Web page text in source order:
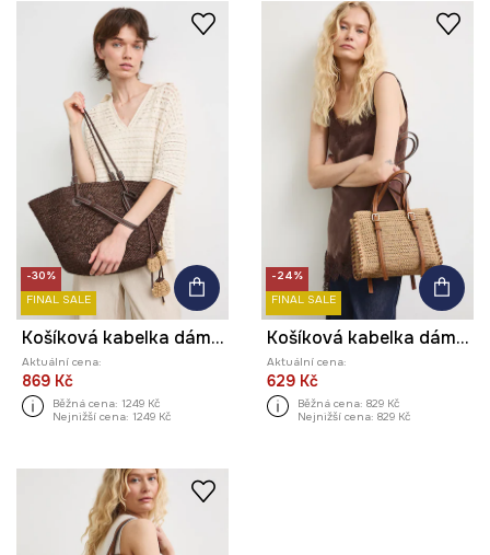
-30%
FINAL SALE
Košíková kabelka dámská pletená
Aktuální cena:
869 Kč
Běžná cena: 1249 Kč
Nejnižší cena: 1249 Kč
-24%
FINAL SALE
Košíková kabelka dámská z pletenky
Aktuální cena:
629 Kč
Běžná cena: 829 Kč
Nejnižší cena: 829 Kč